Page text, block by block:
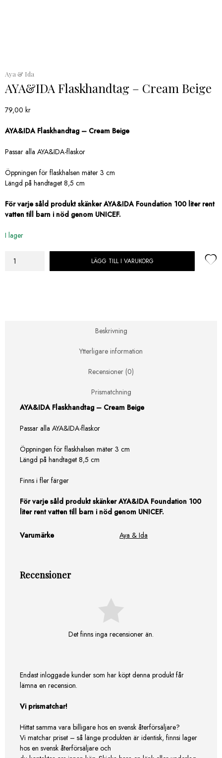
Aya & Ida
AYA&IDA Flaskhandtag – Cream Beige
79,00 kr
AYA&IDA Flaskhandtag – Cream Beige
Passar alla AYA&IDA-flaskor
Öppningen för flaskhalsen mäter 3 cm
Längd på handtaget 8,5 cm
För varje såld produkt skänker AYA&IDA Foundation 100 liter rent
vatten till barn i nöd genom UNICEF.
I lager
AYA&IDA
LÄGG TILL I VARUKORG
Beskrivning
Ytterligare information
Recensioner (0)
Prismatchning
AYA&IDA Flaskhandtag – Cream Beige
Passar alla AYA&IDA-flaskor
Öppningen för flaskhalsen mäter 3 cm
Längd på handtaget 8,5 cm
Finns i fler färger
För varje såld produkt skänker AYA&IDA Foundation 100
liter rent vatten till barn i nöd genom UNICEF.
Varumärke Aya & Ida
Recensioner
Det finns inga recensioner än.
Endast inloggade kunder som har köpt denna produkt får
lämna en recension.
Vi prismatchar!
Hittat samma vara billigare hos en svensk återförsäljare?
Vi matchar priset – så länge produkten är identisk, finnsi lager
hos en svensk återförsäljare och